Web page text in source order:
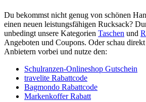
Du bekommst nicht genug von schönen
einen neuen leistungsfähigen Rucksack?
unbedingt unsere Kategorien Taschen und
Angeboten und Coupons. Oder schau
Anbietern vorbei und nutze den:
Schulranzen-Onlineshop Gutschein
travelite Rabattcode
Bagmondo Rabattcode
Markenkoffer Rabatt